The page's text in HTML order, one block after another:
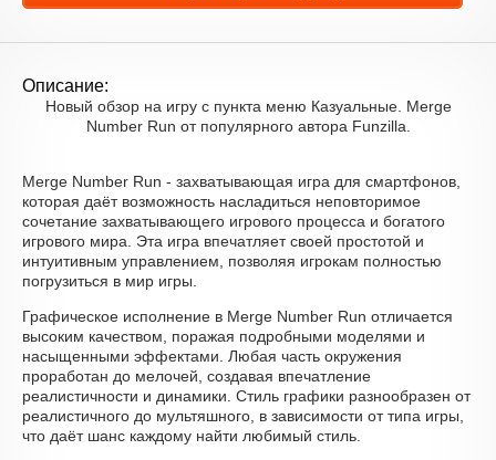
Описание:
Новый обзор на игру с пункта меню Казуальные. Merge
Number Run от популярного автора Funzilla.
Merge Number Run - захватывающая игра для смартфонов,
которая даёт возможность насладиться неповторимое
сочетание захватывающего игрового процесса и богатого
игрового мира. Эта игра впечатляет своей простотой и
интуитивным управлением, позволяя игрокам полностью
погрузиться в мир игры.
Графическое исполнение в Merge Number Run отличается
высоким качеством, поражая подробными моделями и
насыщенными эффектами. Любая часть окружения
проработан до мелочей, создавая впечатление
реалистичности и динамики. Стиль графики разнообразен от
реалистичного до мультяшного, в зависимости от типа игры,
что даёт шанс каждому найти любимый стиль.